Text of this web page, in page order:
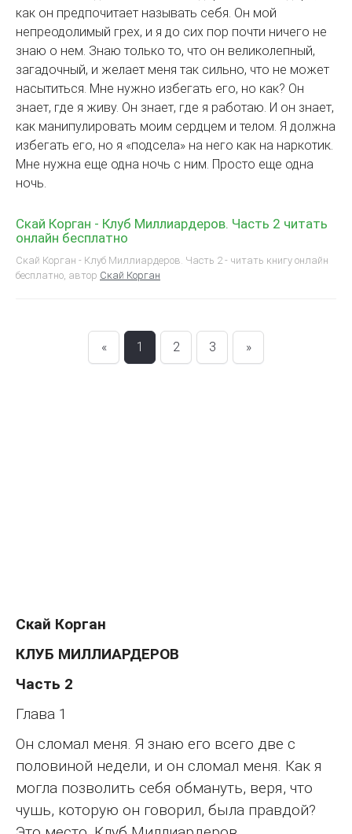
как он предпочитает называть себя. Он мой
непреодолимый грех, и я до сих пор почти ничего не
знаю о нем. Знаю только то, что он великолепный,
загадочный, и желает меня так сильно, что не может
насытиться. Мне нужно избегать его, но как? Он
знает, где я живу. Он знает, где я работаю. И он знает,
как манипулировать моим сердцем и телом. Я должна
избегать его, но я «подсела» на него как на наркотик.
Мне нужна еще одна ночь с ним. Просто еще одна
ночь.
Скай Корган - Клуб Миллиардеров. Часть 2 читать
онлайн бесплатно
Скай Корган - Клуб Миллиардеров. Часть 2 - читать книгу онлайн
бесплатно, автор Скай Корган
« 1 2 3 »
Скай Корган
КЛУБ МИЛЛИАРДЕРОВ
Часть 2
Глава 1
Он сломал меня. Я знаю его всего две с
половиной недели, и он сломал меня. Как я
могла позволить себя обмануть, веря, что
чушь, которую он говорил, была правдой?